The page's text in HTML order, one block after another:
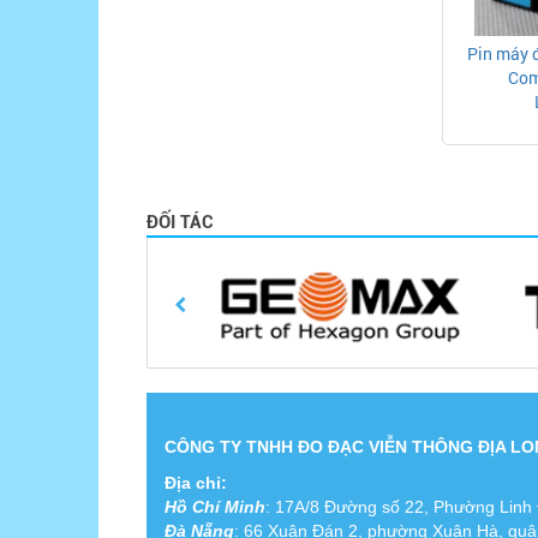
Pin máy
ĐỐI TÁC
CÔNG TY TNHH ĐO ĐẠC VIỄN THÔNG ĐỊA
Địa chỉ:
Hồ Chí Minh: 17A/8 Đường số 22, Phường
Đà Nẵng: 66 Xuân Đán 2, phường Xuân Hà,